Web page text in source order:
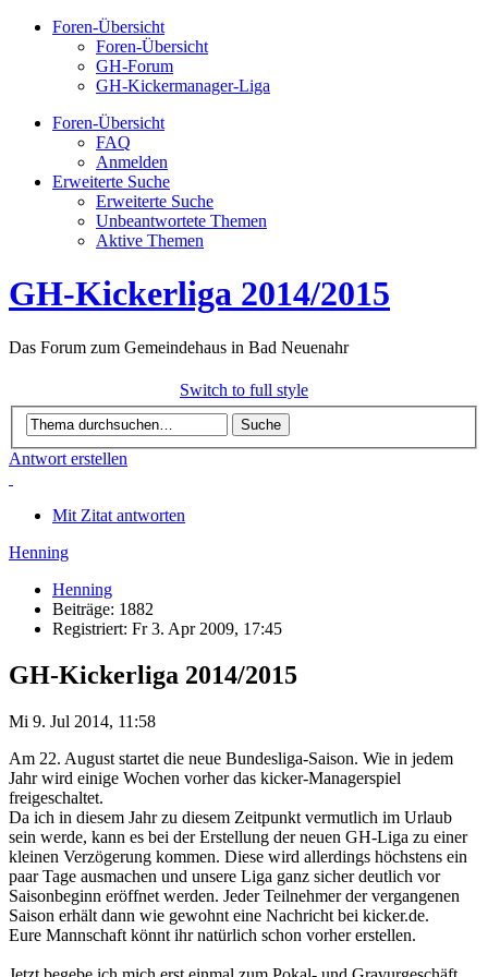
Foren-Übersicht
Foren-Übersicht
GH-Forum
GH-Kickermanager-Liga
Foren-Übersicht
FAQ
Anmelden
Erweiterte Suche
Erweiterte Suche
Unbeantwortete Themen
Aktive Themen
GH-Kickerliga 2014/2015
Das Forum zum Gemeindehaus in Bad Neuenahr
Switch to full style
Antwort erstellen
Mit Zitat antworten
Henning
Henning
Beiträge: 1882
Registriert: Fr 3. Apr 2009, 17:45
GH-Kickerliga 2014/2015
Mi 9. Jul 2014, 11:58
Am 22. August startet die neue Bundesliga-Saison. Wie in jedem
Jahr wird einige Wochen vorher das kicker-Managerspiel
freigeschaltet.
Da ich in diesem Jahr zu diesem Zeitpunkt vermutlich im Urlaub
sein werde, kann es bei der Erstellung der neuen GH-Liga zu einer
kleinen Verzögerung kommen. Diese wird allerdings höchstens ein
paar Tage ausmachen und unsere Liga ganz sicher deutlich vor
Saisonbeginn eröffnet werden. Jeder Teilnehmer der vergangenen
Saison erhält dann wie gewohnt eine Nachricht bei kicker.de.
Eure Mannschaft könnt ihr natürlich schon vorher erstellen.